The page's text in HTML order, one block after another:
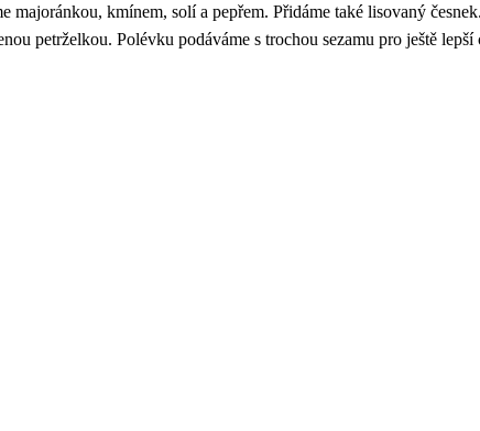
majoránkou, kmínem, solí a pepřem. Přidáme také lisovaný
petrželkou. Polévku podáváme s trochou sezamu pro ještě lepší